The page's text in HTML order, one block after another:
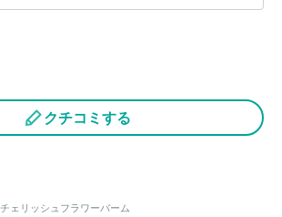
クチコミする
チェリッシュフラワーバーム